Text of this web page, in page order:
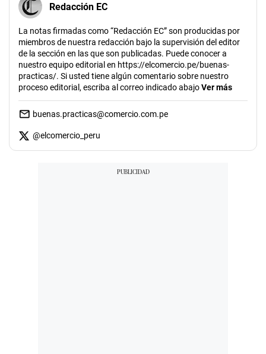
Redacción EC
La notas firmadas como “Redacción EC” son producidas por
miembros de nuestra redacción bajo la supervisión del editor
de la sección en las que son publicadas. Puede conocer a
nuestro equipo editorial en https://elcomercio.pe/buenas-
practicas/. Si usted tiene algún comentario sobre nuestro
proceso editorial, escriba al correo indicado abajoVer más
buenas.practicas@comercio.com.pe
@elcomercio_peru